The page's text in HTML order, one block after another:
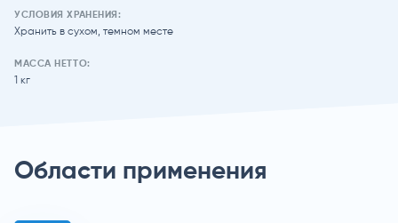
УСЛОВИЯ ХРАНЕНИЯ:
Хранить в сухом, темном месте
МАССА НЕТТО:
1 кг
Области применения